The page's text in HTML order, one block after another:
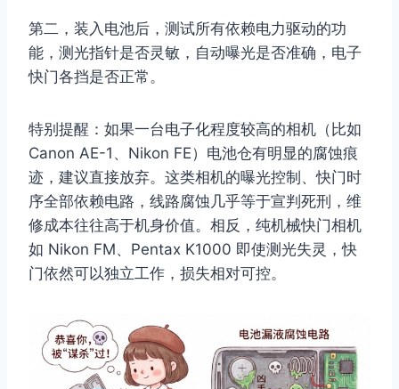
第二，装入电池后，测试所有依赖电力驱动的功
能，测光指针是否灵敏，自动曝光是否准确，电子
快门各挡是否正常。
特别提醒：如果一台电子化程度较高的相机（比如
Canon AE-1、Nikon FE）电池仓有明显的腐蚀痕
迹，建议直接放弃。这类相机的曝光控制、快门时
序全部依赖电路，线路腐蚀几乎等于宣判死刑，维
修成本往往高于机身价值。相反，纯机械快门相机
如 Nikon FM、Pentax K1000 即使测光失灵，快
门依然可以独立工作，损失相对可控。